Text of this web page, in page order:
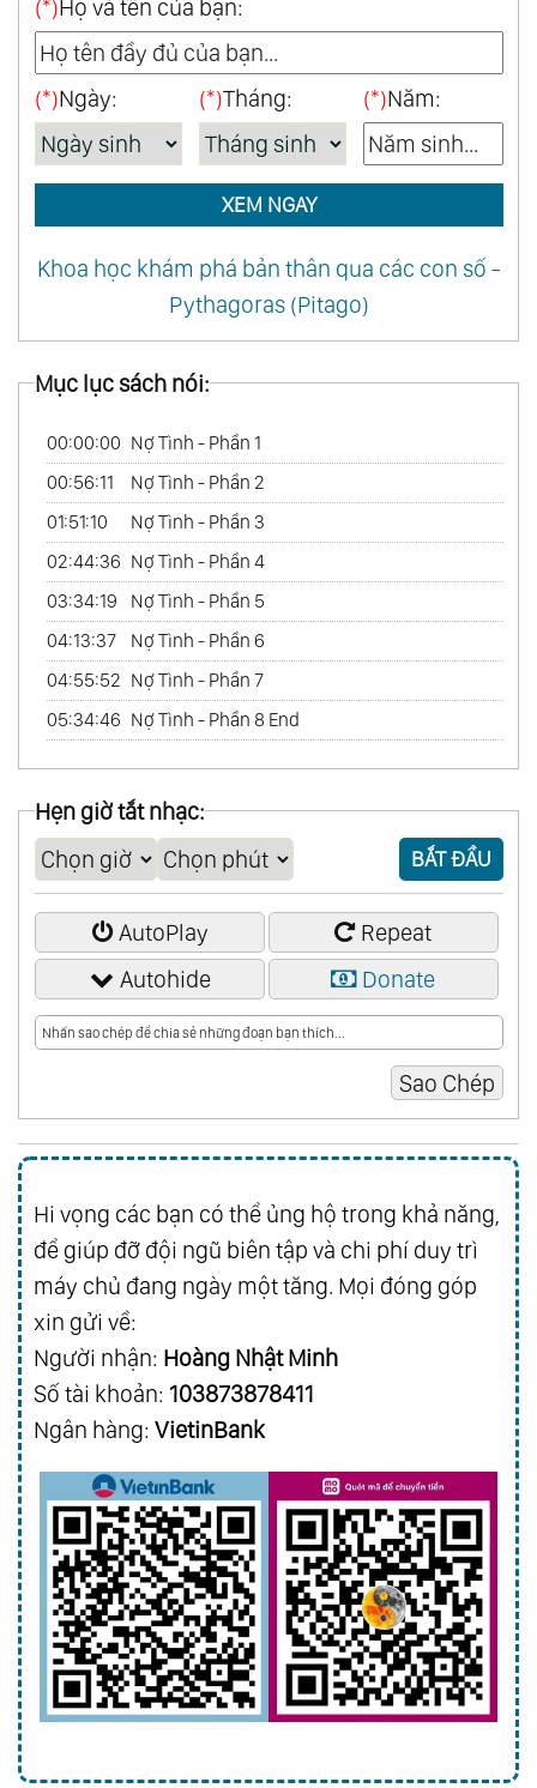
(*)Họ và tên của bạn:
(*)Ngày: (*)Tháng: (*)Năm:
XEM NGAY
Khoa học khám phá bản thân qua các con số -
Pythagoras (Pitago)
Mục lục sách nói:
00:00:00 Nợ Tình - Phần 1
00:56:11
Nợ Tình - Phần 2
01:51:10
Nợ Tình - Phần 3
02:44:36 Nợ Tình - Phần 4
03:34:19
Nợ Tình - Phần 5
04:13:37
Nợ Tình - Phần 6
04:55:52 Nợ Tình - Phần 7
05:34:46 Nợ Tình - Phần 8 End
Hẹn giờ tắt nhạc:
BẮT ĐẦU
AutoPlay
Repeat
Autohide
Donate
Hi vọng các bạn có thể ủng hộ trong khả năng,
để giúp đỡ đội ngũ biên tập và chi phí duy trì
máy chủ đang ngày một tăng. Mọi đóng góp
xin gửi về:
Người nhận: Hoàng Nhật Minh
Số tài khoản: 103873878411
Ngân hàng: VietinBank